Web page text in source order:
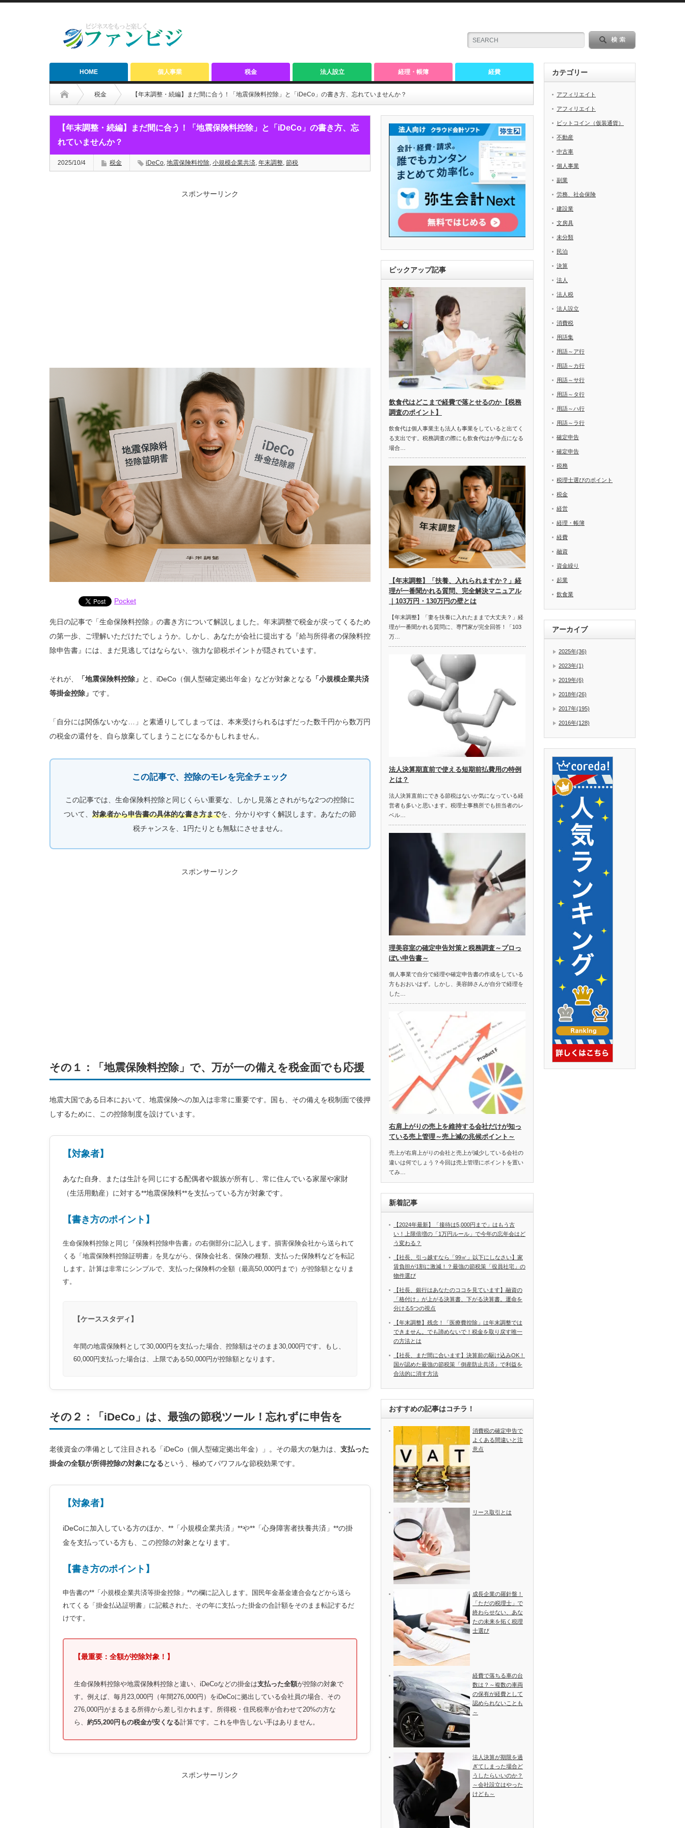
HOME 個人事業 税金 法人設立 経理・帳簿 経費
税金 【年末調整・続編】まだ間に合う！「地震保険料控除」と「iDeCo」の書き方、忘れていませんか？
【年末調整・続編】まだ間に合う！「地震保険料控除」と「iDeCo」の書き方、忘
れていませんか？
2025/10/4 税金 iDeCo, 地震保険料控除, 小規模企業共済, 年末調整, 節税
スポンサーリンク
Pocket
先日の記事で「生命保険料控除」の書き方について解説しました。年末調整で税金が戻ってくるため
の第一歩、ご理解いただけたでしょうか。しかし、あなたが会社に提出する『給与所得者の保険料控
除申告書』には、まだ見逃してはならない、強力な節税ポイントが隠されています。
それが、 「地震保険料控除」 と、iDeCo（個人型確定拠出年金）などが対象となる
「小規模企業共済
等掛金控除」 です。
「自分には関係ないかな…」と素通りしてしまっては、本来受けられるはずだった数千円から数万円
の税金の還付を、自ら放棄してしまうことになるかもしれません。
この記事で、控除のモレを完全チェック
この記事では、生命保険料控除と同じくらい重要な、しかし見落とされがちな2つの控除に
ついて、 対象者から申告書の具体的な書き方までを、分かりやすく解説します。あなたの節
税チャンスを、1円たりとも無駄にさせません。
スポンサーリンク
その１：「地震保険料控除」で、万が一の備えを税金面でも応援
地震大国である日本において、地震保険への加入は非常に重要です。国も、その備えを税制面で後押
しするために、この控除制度を設けています。
【対象者】
あなた自身、または生計を同じにする配偶者や親族が所有し、常に住んでいる家屋や家財
（生活用動産）に対する**地震保険料**を支払っている方が対象です。
【書き方のポイント】
生命保険料控除と同じ『保険料控除申告書』の右側部分に記入します。損害保険会社から送られて
くる「地震保険料控除証明書」を見ながら、保険会社名、保険の種類、支払った保険料などを転記
します。計算は非常にシンプルで、支払った保険料の全額（最高50,000円まで）が控除額となりま
す。
【ケーススタディ】
年間の地震保険料として30,000円を支払った場合、控除額はそのまま30,000円です。もし、
60,000円支払った場合は、上限である50,000円が控除額となります。
その２：「iDeCo」は、最強の節税ツール！忘れずに申告を
老後資金の準備として注目される「iDeCo（個人型確定拠出年金）」。その最大の魅力は、 支払った
掛金の全額が所得控除の対象になるという、極めてパワフルな節税効果です。
【対象者】
iDeCoに加入している方のほか、**「小規模企業共済」**や**「心身障害者扶養共済」**の掛
金を支払っている方も、この控除の対象となります。
【書き方のポイント】
申告書の**「小規模企業共済等掛金控除」**の欄に記入します。国民年金基金連合会などから送ら
れてくる「掛金払込証明書」に記載された、その年に支払った掛金の合計額をそのまま転記するだ
けです。
【最重要：全額が控除対象！】
生命保険料控除や地震保険料控除と違い、iDeCoなどの掛金は支払った全額が控除の対象で
す。例えば、毎月23,000円（年間276,000円）をiDeCoに拠出している会社員の場合、その
276,000円がまるまる所得から差し引かれます。所得税・住民税率が合わせて20%の方な
ら、 約55,200円もの税金が安くなる計算です。これを申告しない手はありません。
スポンサーリンク
ピックアップ記事
飲食代はどこまで経費で落とせるのか【税務
調査のポイント】
飲食代は個人事業主も法人も事業をしていると出てく
る支出です。税務調査の際にも飲食代はが争点になる
場合…
【年末調整】「扶養、入れられますか？」経
理が一番聞かれる質問、完全解決マニュアル
｜103万円・130万円の壁とは
【年末調整】「妻を扶養に入れたままで大丈夫？」経
理が一番聞かれる質問に、専門家が完全回答！「103
万…
法人決算期直前で使える短期前払費用の特例
とは？
法人決算直前にできる節税はないか気になっている経
営者も多いと思います。税理士事務所でも担当者のレ
ベル…
理美容室の確定申告対策と税務調査～プロっ
ぽい申告書～
個人事業で自分で経理や確定申告書の作成をしている
方もおおいはず。しかし、美容師さんが自分で経理を
した…
右肩上がりの売上を維持する会社だけが知っ
ている売上管理～売上減の兆候ポイント～
売上が右肩上がりの会社と売上が減少している会社の
違いは何でしょう？今回は売上管理にポイントを置い
てみ…
新着記事
【2024年最新】「接待は5,000円まで」はもう古
い！上限倍増の「1万円ルール」で今年の忘年会はど
う変わる？
【社長、引っ越すなら「99㎡」以下にしなさい】家
賃負担が1割に激減！？最強の節税策「役員社宅」の
物件選び
【社長、銀行はあなたのココを見ています】融資の
「格付け」が上がる決算書、下がる決算書。運命を
分ける5つの視点
【年末調整】残念！「医療費控除」は年末調整では
できません。でも諦めないで！税金を取り戻す唯一
の方法とは
【社長、まだ間に合います】決算前の駆け込みOK！
国が認めた最強の節税策「倒産防止共済」で利益を
合法的に消す方法
おすすめの記事はコチラ！
消費税の確定申告で
よくある間違いと注
意点
リース取引とは
成長企業の羅針盤！
「ただの税理士」で
終わらせない、あな
たの未来を拓く税理
士選び
経費で落ちる車の台
数は？～複数の車両
の保有が経費として
認められないことも
～
法人決算が期限を過
ぎてしまった場合ど
うしたらいいのか？
～会社設立はやった
けども～
カテゴリー
アフィリエイト
アフィリエイト
ビットコイン（仮装通貨）
不動産
中古車
個人事業
副業
労務、社会保険
建設業
文房具
未分類
民泊
決算
法人
法人税
法人設立
消費税
用語集
用語～ア行
用語～カ行
用語～サ行
用語～タ行
用語～ハ行
用語～ラ行
確定申告
確定申告
税務
税理士選びのポイント
税金
経営
経理・帳簿
経費
融資
資金繰り
起業
飲食業
アーカイブ
2025年(36)
2023年(1)
2019年(6)
2018年(26)
2017年(195)
2016年(128)